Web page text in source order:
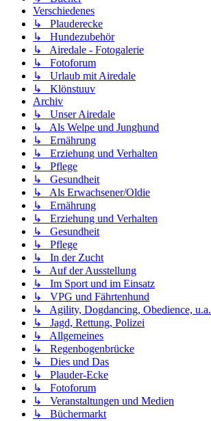
Verschiedenes
↳ Plauderecke
↳ Hundezubehör
↳ Airedale - Fotogalerie
↳ Fotoforum
↳ Urlaub mit Airedale
↳ Klönstuuv
Archiv
↳ Unser Airedale
↳ Als Welpe und Junghund
↳ Ernährung
↳ Erziehung und Verhalten
↳ Pflege
↳ Gesundheit
↳ Als Erwachsener/Oldie
↳ Ernährung
↳ Erziehung und Verhalten
↳ Gesundheit
↳ Pflege
↳ In der Zucht
↳ Auf der Ausstellung
↳ Im Sport und im Einsatz
↳ VPG und Fährtenhund
↳ Agility, Dogdancing, Obedience, u.a.
↳ Jagd, Rettung, Polizei
↳ Allgemeines
↳ Regenbogenbrücke
↳ Dies und Das
↳ Plauder-Ecke
↳ Fotoforum
↳ Veranstaltungen und Medien
↳ Büchermarkt